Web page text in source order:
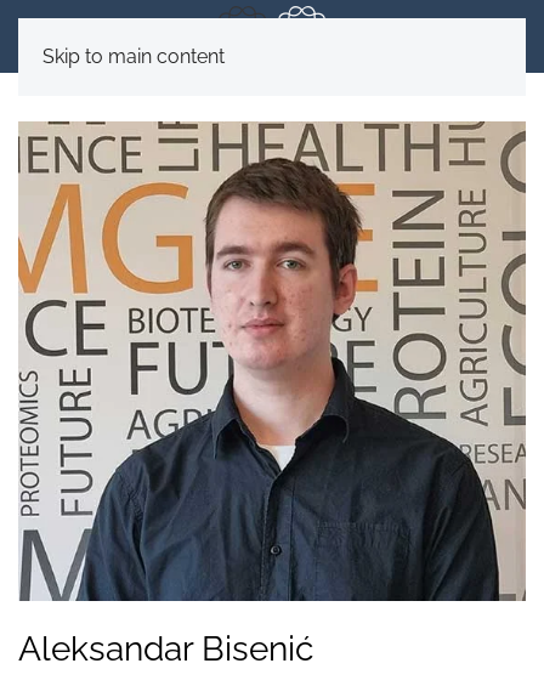
Skip to main content
Aleksandar Bisenić